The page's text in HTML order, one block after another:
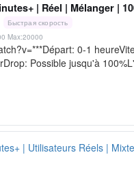
| Réel | Mélanger |
Быстрая скорость
Max:20000
0-1
Possible jusqu'à